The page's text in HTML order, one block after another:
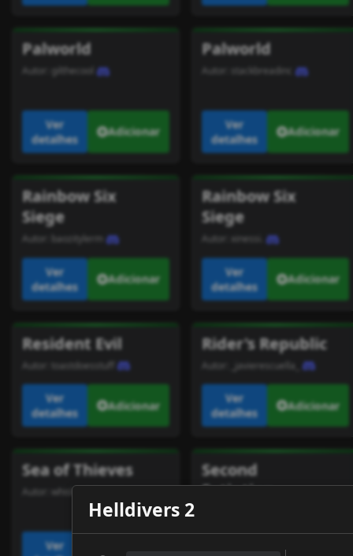
Palworld
Autor: gilthecool
Ver
detalhes
Adicionar
Palworld
Autor: stackbreadinc
Ver
detalhes
Adicionar
Rainbow Six
Siege
Autor: baozitylerm
Ver
detalhes
Adicionar
Rainbow Six
Siege
Autor: xinessi.
Ver
detalhes
Adicionar
Resident Evil
Autor: toastdoesstuff
Ver
detalhes
Adicionar
Rider's Republic
Autor: _javierescuella_
Ver
detalhes
Adicionar
Sea of Thieves
Autor: whiskeyjohnnyoh
Ver
Second
Extintion
Helldivers 2